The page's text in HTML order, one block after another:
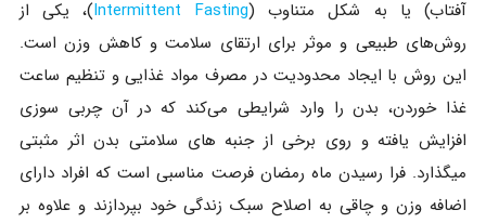
آفتاب) یا به شکل متناوب (Intermittent Fasting)، یکی از
روش‌های طبیعی و موثر برای ارتقای سلامت و کاهش وزن است.
این روش با ایجاد محدودیت در مصرف مواد غذایی و تنظیم ساعت‌
غذا خوردن، بدن را وارد شرایطی می‌کند که در آن چربی‌ سوزی
افزایش یافته و روی برخی از جنبه های سلامتی بدن اثر مثبتی
میگذارد. فرا رسیدن ماه رمضان فرصت مناسبی است که افراد دارای
اضافه وزن و چاقی به اصلاح سبک زندگی خود بپردازند و علاوه بر